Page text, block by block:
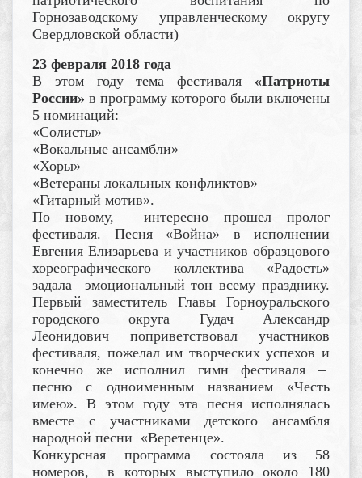
Горнозаводскому управленческому округу
Свердловской области)
23 февраля 2018 года
В этом году тема фестиваля «Патриоты
России» в программу которого были включены
5 номинаций:
«Солисты»
«Вокальные ансамбли»
«Хоры»
«Ветераны локальных конфликтов»
«Гитарный мотив».
По новому, интересно прошел пролог
фестиваля. Песня «Война» в исполнении
Евгения Елизарьева и участников образцового
хореографического коллектива «Радость»
задала эмоциональный тон всему празднику.
Первый заместитель Главы Горноуральского
городского округа Гудач Александр
Леонидович поприветствовал участников
фестиваля, пожелал им творческих успехов и
конечно же исполнил гимн фестиваля –
песню с одноименным названием «Честь
имею». В этом году эта песня исполнялась
вместе с участниками детского ансамбля
народной песни «Веретенце».
Конкурсная программа состояла из 58
номеров, в которых выступило около 180